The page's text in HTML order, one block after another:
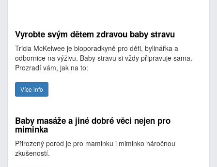
Vyrobte svým dětem zdravou baby stravu
Tricia McKelwee je bioporadkyně pro děti, bylinářka a
odbornice na výživu. Baby stravu si vždy připravuje sama.
Prozradí vám, jak na to:
Více info
Baby masáže a jiné dobré věci nejen pro
miminka
Přirozený porod je pro maminku i miminko náročnou
zkušeností.